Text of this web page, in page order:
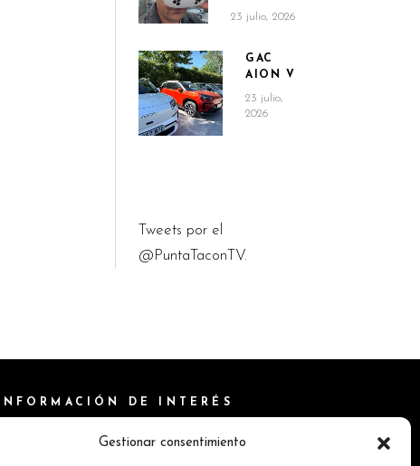
Gestionar consentimiento
23 julio, 2026
GAC
AION V
23 julio,
2026
Tweets por el
@PuntaTaconTV.
INFORMACIÓN DE INTERÉS
Política de Cookies